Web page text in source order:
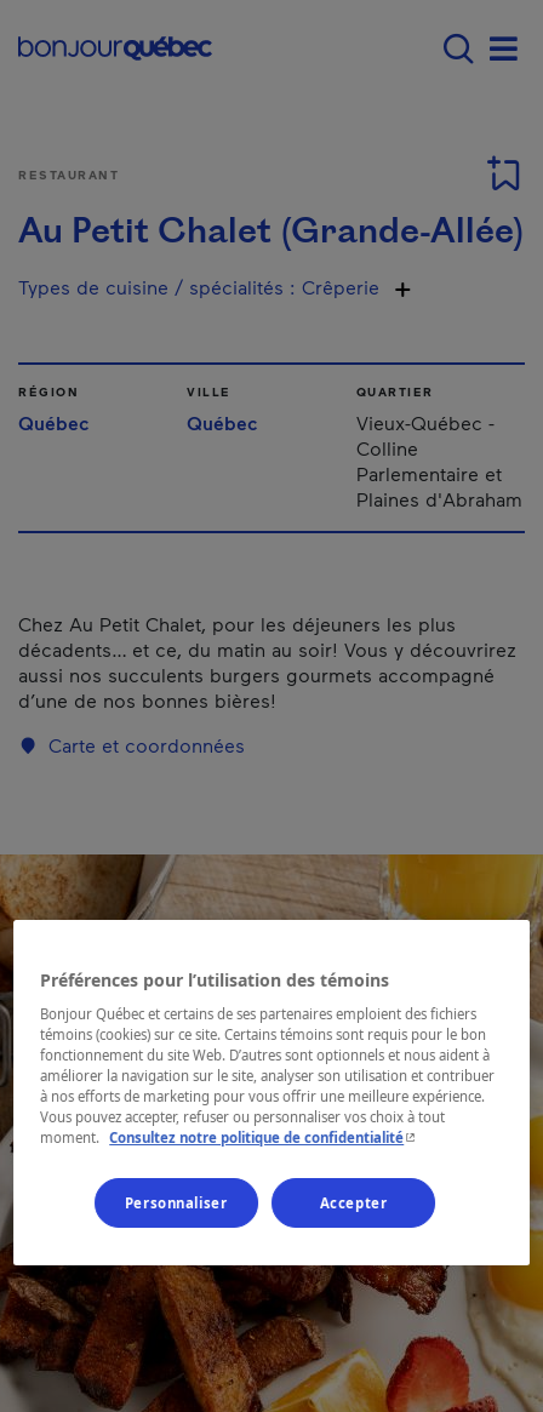
Main navigation -
RESTAURANT
Au Petit Chalet (Grande-Allée)
Types de cuisine / spécialités : Crêperie
RÉGION
Québec
VILLE
Québec
QUARTIER
Vieux-Québec -
Colline
Parlementaire et
Plaines d'Abraham
Chez Au Petit Chalet, pour les déjeuners les plus
décadents… et ce, du matin au soir! Vous y découvrirez
aussi nos succulents burgers gourmets accompagné
d’une de nos bonnes bières!
Carte et coordonnées
Préférences pour l’utilisation des témoins
Bonjour Québec et certains de ses partenaires emploient des fichiers
témoins (cookies) sur ce site. Certains témoins sont requis pour le bon
fonctionnement du site Web. D’autres sont optionnels et nous aident à
améliorer la navigation sur le site, analyser son utilisation et contribuer
à nos efforts de marketing pour vous offrir une meilleure expérience.
Vous pouvez accepter, refuser ou personnaliser vos choix à tout
moment. Consultez notre politique de confidentialité- Cet hyperlien
Personnaliser Accepter